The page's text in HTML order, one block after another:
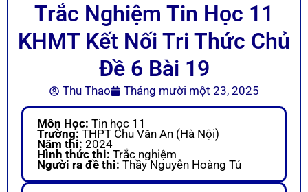
Trắc Nghiệm Tin Học 11
KHMT Kết Nối Tri Thức Chủ
Đề 6 Bài 19
Thu Thao Tháng mười một 23, 2025
Môn Học: Tin học 11
Trường: THPT Chu Văn An (Hà Nội)
Năm thi: 2024
Hình thức thi: Trắc nghiệm
Người ra đề thi: Thầy Nguyễn Hoàng Tú